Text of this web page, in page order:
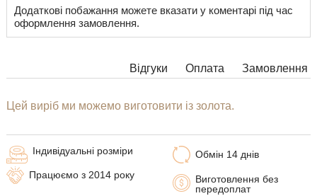
Додаткові побажання можете вказати у коментарі під час
оформлення замовлення.
Відгуки Замовлення
Оплата
Цей виріб ми можемо виготовити із золота.
Обмін 14 днів
Виготовлення без
передоплат
Індивідуальні розміри
Працюємо з 2014 року